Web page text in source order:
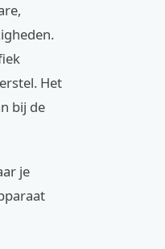
Het
bij de
je